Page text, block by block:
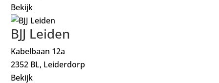
Bekijk
BJJ Leiden
Kabelbaan 12a
2352 BL, Leiderdorp
Bekijk